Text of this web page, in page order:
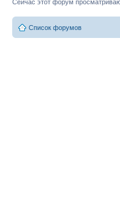
Сейчас этот форум
Список форумов